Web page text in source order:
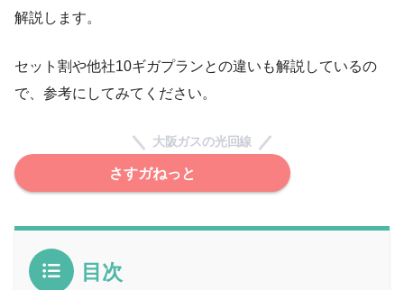
解説します。
セット割や他社10ギガプランとの違いも解説しているの
で、参考にしてみてください。
大阪ガスの光回線
さすガねっと
目次